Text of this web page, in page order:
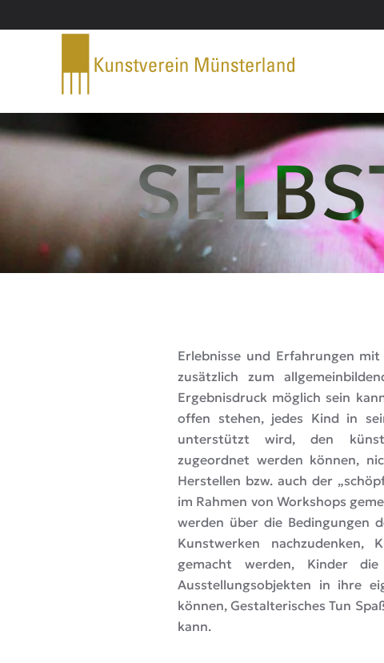
Zum Hauptinhalt springen
Erlebnisse und Erfahrungen
zusätzlich zum
Ergebnisdruck möglich sein
offen stehen, jedes Kind in
unterstützt wird, den
zugeordnet werden können,
Herstellen bzw. auch der
im Rahmen von Workshops
werden über die Bedingungen
Kunstwerken
gemacht werden, Kinder
Ausstellungsobjekten in ihre
können, Gestalterisches Tun
kann.